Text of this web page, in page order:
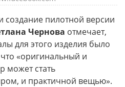
пилотной версии
Чернова отмечает,
для этого изделия было
«оригинальный и
может стать
и практичной вещью».